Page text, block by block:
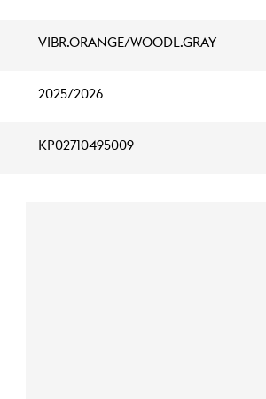
VIBR.ORANGE/WOODL.GRAY
2025/2026
KP02710495009